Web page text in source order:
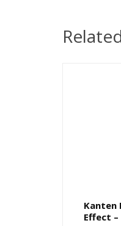
Kanten
Effect